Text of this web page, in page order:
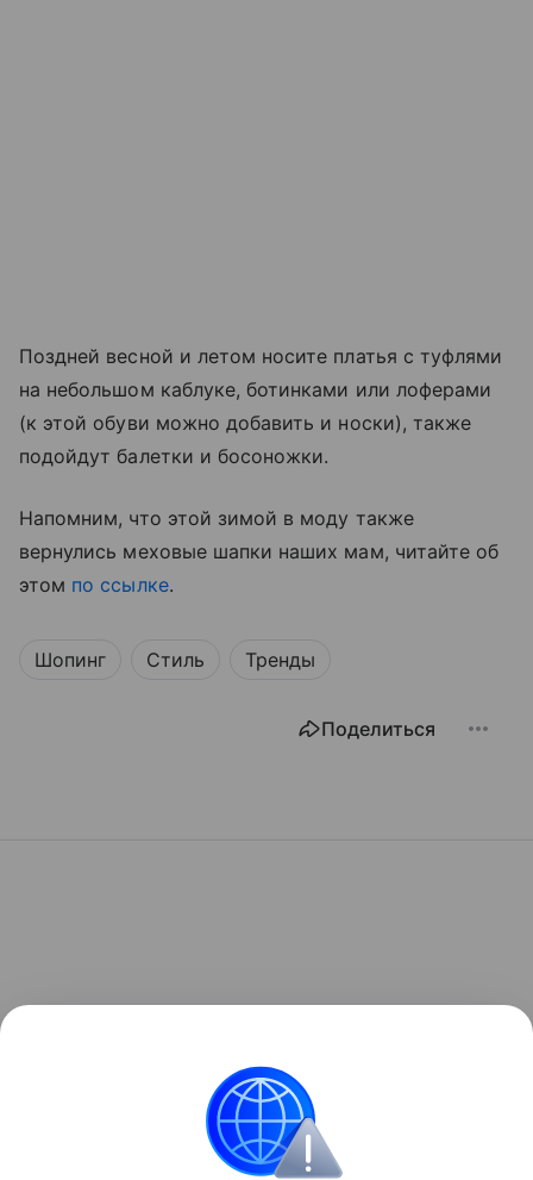
Поздней весной и летом носите платья с туфлями
на небольшом каблуке, ботинками или лоферами
(к этой обуви можно добавить и носки), также
подойдут балетки и босоножки.
Напомним, что этой зимой в моду также
вернулись меховые шапки наших мам, читайте об
этом по ссылке.
Шопинг Стиль Тренды
Поделиться